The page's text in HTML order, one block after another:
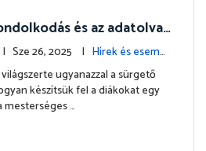
és az adatolvas
kell a matematikának él
| Sze 26, 2025 | Hírek és esemé
ugyanazzal a sürgető
készítsük fel a diákokat egy
…